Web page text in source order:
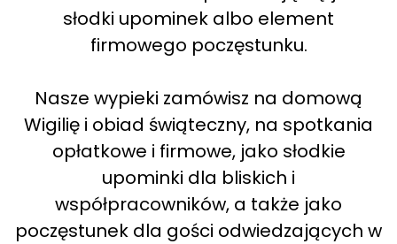
słodki upominek albo element
firmowego poczęstunku.
Nasze wypieki zamówisz na domową
Wigilię i obiad świąteczny, na spotkania
opłatkowe i firmowe, jako słodkie
upominki dla bliskich i
współpracowników, a także jako
poczęstunek dla gości odwiedzających w